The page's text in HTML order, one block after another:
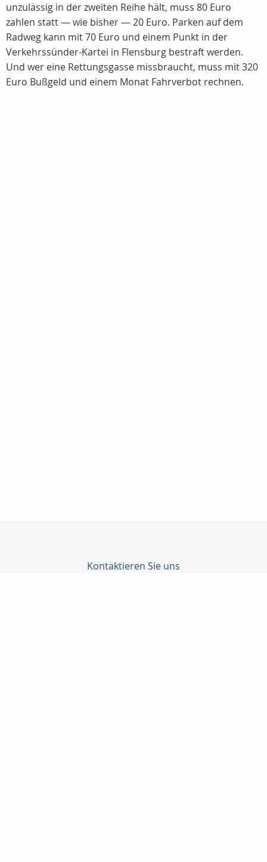
unzulässig in der zweiten Reihe hält, muss 80 Euro
zahlen statt — wie bisher — 20 Euro. Parken auf dem
Radweg kann mit 70 Euro und einem Punkt in der
Verkehrssünder-Kartei in Flensburg bestraft werden.
Und wer eine Rettungsgasse missbraucht, muss mit 320
Euro Bußgeld und einem Monat Fahrverbot rechnen.
Kontaktieren Sie uns